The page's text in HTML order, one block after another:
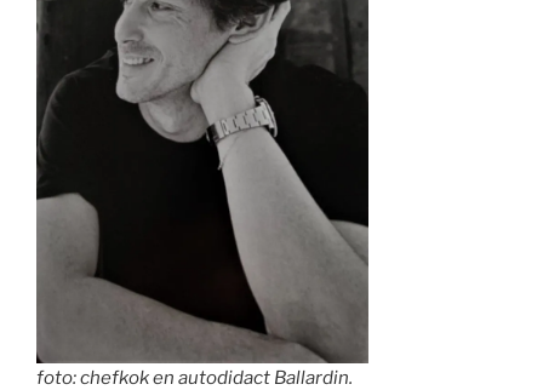
foto: chefkok en autodidact Ballardin.